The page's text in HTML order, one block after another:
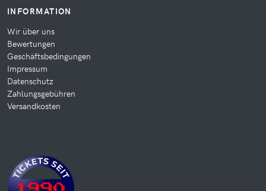
INFORMATION
Wir über uns
Bewertungen
Geschäftsbedingungen
Impressum
Datenschutz
Zahlungsgebühren
Versandkosten